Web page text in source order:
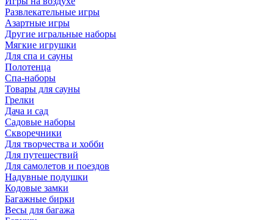
Развлекательные игры
Азартные игры
Другие игральные наборы
Мягкие игрушки
Для спа и сауны
Полотенца
Спа-наборы
Товары для сауны
Грелки
Дача и сад
Садовые наборы
Скворечники
Для творчества и хобби
Для путешествий
Для самолетов и поездов
Надувные подушки
Кодовые замки
Багажные бирки
Весы для багажа